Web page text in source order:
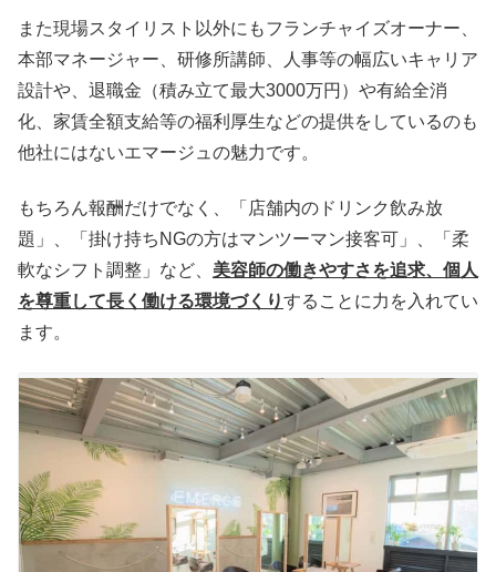
また現場スタイリスト以外にもフランチャイズオーナー、
本部マネージャー、研修所講師、人事等の幅広いキャリア
設計や、退職金（積み立て最大3000万円）や有給全消
化、家賃全額支給等の福利厚生などの提供をしているのも
他社にはないエマージュの魅力です。
もちろん報酬だけでなく、「店舗内のドリンク飲み放
題」、「掛け持ちNGの方はマンツーマン接客可」、「柔
軟なシフト調整」など、 美容師の働きやすさを追求、個人
を尊重して長く働ける環境づくりすることに力を入れてい
ます。